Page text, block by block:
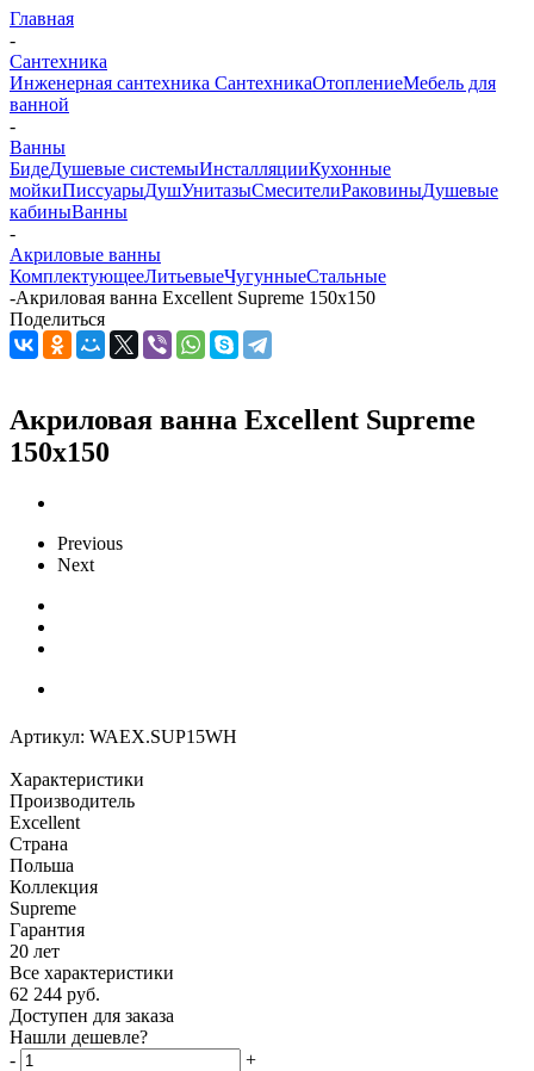
Главная
-
Сантехника
Инженерная сантехника СантехникаОтоплениеМебель для
ванной
-
Ванны
БидеДушевые системыИнсталляцииКухонные
мойкиПиссуарыДушУнитазыСмесителиРаковиныДушевые
кабиныВанны
-
Акриловые ванны
КомплектующееЛитьевыеЧугунныеСтальные
-Акриловая ванна Excellent Supreme 150х150
Поделиться
Акриловая ванна Excellent Supreme
150х150
Previous
Next
Артикул: WAEX.SUP15WH
Характеристики
Производитель
Excellent
Страна
Польша
Коллекция
Supreme
Гарантия
20 лет
Все характеристики
62 244 руб.
Доступен для заказа
Нашли дешевле?
-
+